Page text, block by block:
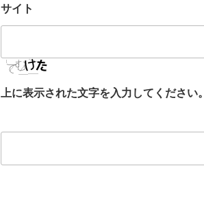
サイト
上に表示された文字を入力してください。